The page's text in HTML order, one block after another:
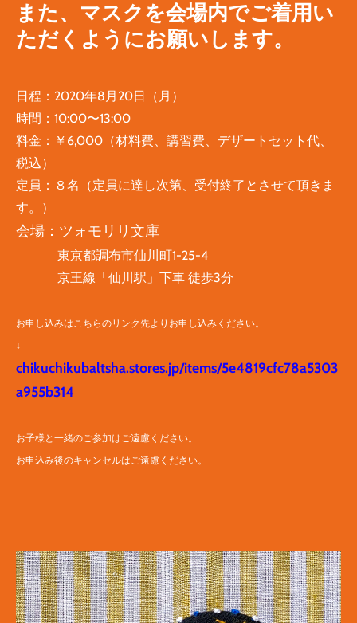
​また、マスクを会場内でご着用い
ただくようにお願いします。
日程：2020年8月20日（月）
時間：10:00〜13:00
料金：￥6,000（材料費、講習費、デザートセット代、
税込）
定員：８名（定員に達し次第、受付終了とさせて頂きま
す。）
会場： ツォモリリ文庫
東京都調布市仙川町1-25-4
京王線「仙川駅」下車 徒歩3分
お申し込みはこちらのリンク先よりお申し込みください。
↓
chikuchikubaltsha.stores.jp/items/5e4819cfc78a5303
a955b314
​お子様と一緒のご参加はご遠慮ください。
お申込み後のキャンセルはご遠慮ください。